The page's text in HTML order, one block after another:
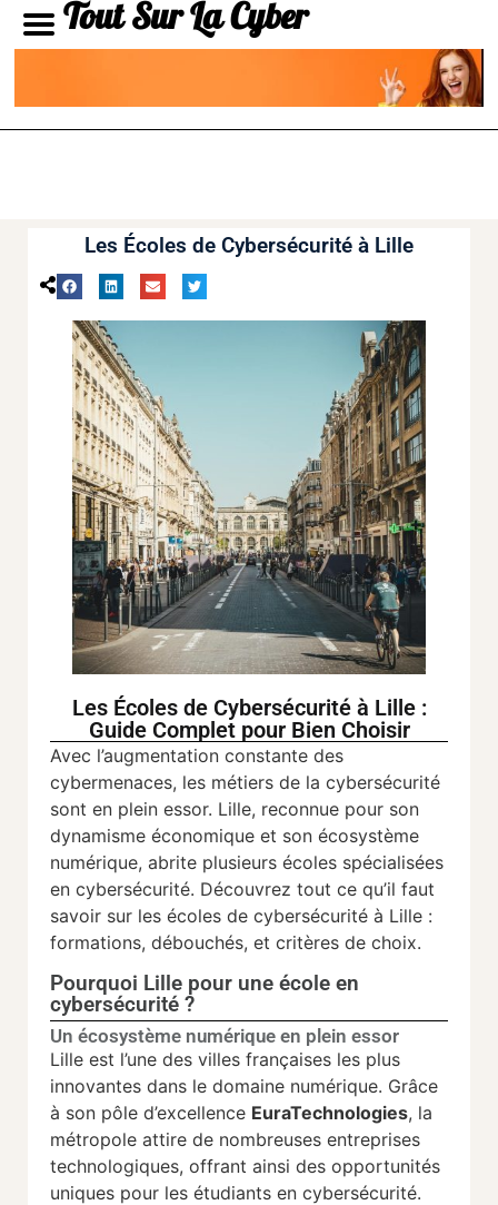
Tout Sur La Cyber
Les Écoles de Cybersécurité à Lille
Les Écoles de Cybersécurité à Lille :
Guide Complet pour Bien Choisir
Avec l’augmentation constante des
cybermenaces, les métiers de la cybersécurité
sont en plein essor. Lille, reconnue pour son
dynamisme économique et son écosystème
numérique, abrite plusieurs écoles spécialisées
en cybersécurité. Découvrez tout ce qu’il faut
savoir sur les écoles de cybersécurité à Lille :
formations, débouchés, et critères de choix.
Pourquoi Lille pour une école en
cybersécurité ?
Un écosystème numérique en plein essor
Lille est l’une des villes françaises les plus
innovantes dans le domaine numérique. Grâce
à son pôle d’excellence EuraTechnologies, la
métropole attire de nombreuses entreprises
technologiques, offrant ainsi des opportunités
uniques pour les étudiants en cybersécurité.